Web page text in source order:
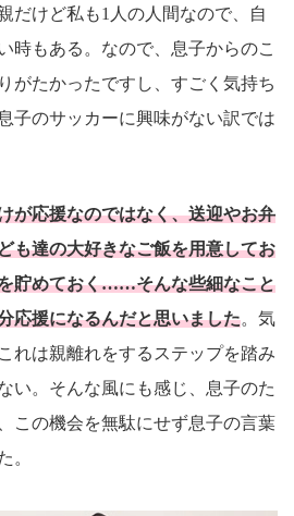
だけど私も1人の人間なので、自
時もある。なので、息子からのこ
がたかったですし、すごく気持ち
子のサッカーに興味がない訳では
が応援なのではなく、送迎やお弁
も達の大好きなご飯を用意してお
貯めておく……そんな些細なこと
応援になるんだと思いました。気
れは親離れをするステップを踏み
い。そんな風にも感じ、息子のた
この機会を無駄にせず息子の言葉
。